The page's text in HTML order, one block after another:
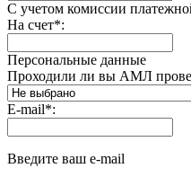
С учетом комиссии
На счет*:
Персональные данные
Проходили ли вы АМЛ
E-mail*:
Введите ваш e-mail